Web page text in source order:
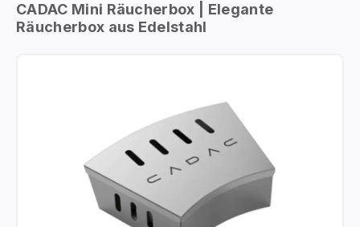
CADAC Mini Räucherbox | Elegante
Räucherbox aus Edelstahl